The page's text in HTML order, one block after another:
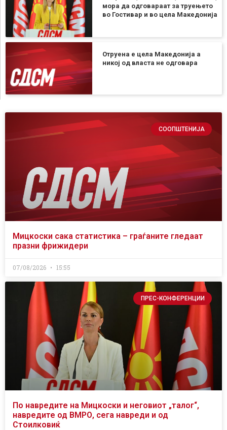
мора да одговараат за труењето
во Гостивар и во цела Македонија
Отруена е цела Македонија а
никој од власта не одговара
СООПШТЕНИЈА
Мицкоски сака статистика – граѓаните гледаат
празни фрижидери
07/08/2026 15:55
ПРЕС-КОНФЕРЕНЦИИ
По навредите на Мицкоски и неговиот „талог“,
навредите од ВМРО, сега навреди и од
Стоилковиќ